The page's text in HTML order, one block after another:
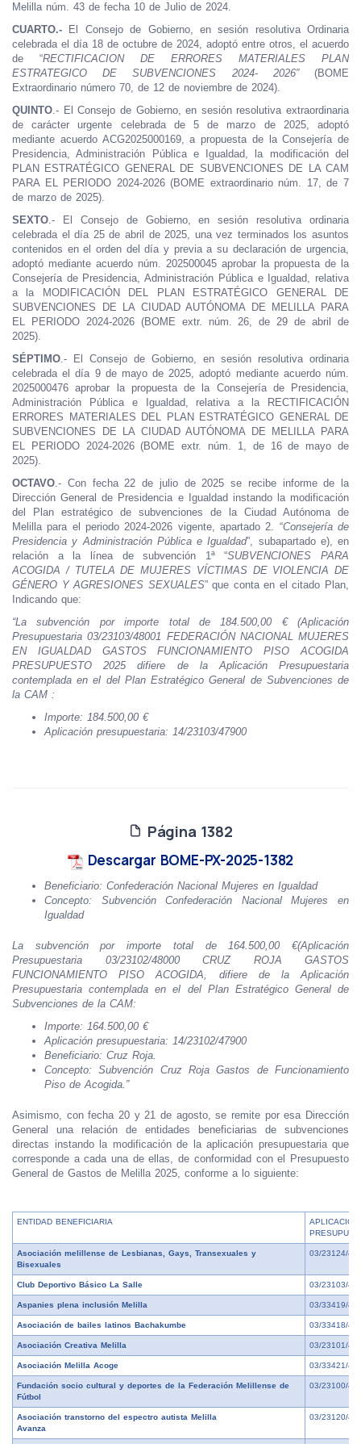
Melilla núm. 43 de fecha 10 de Julio de 2024.
CUARTO.-
El Consejo de Gobierno, en sesión resolutiva Ordinaria
celebrada el día 18 de octubre de 2024, adoptó entre otros, el acuerdo
de “RECTIFICACION DE ERRORES MATERIALES PLAN
ESTRATEGICO DE SUBVENCIONES 2024- 2026”(BOME
Extraordinario número 70, de 12 de noviembre de 2024).
QUINTO.- El Consejo de Gobierno, en sesión resolutiva extraordinaria
de carácter urgente celebrada de 5 de marzo de 2025, adoptó
mediante acuerdo ACG2025000169, a propuesta de la Consejería de
Presidencia, Administración Pública e Igualdad, la modificación del
PLAN ESTRATÉGICO GENERAL DE SUBVENCIONES DE LA CAM
PARA EL PERIODO 2024-2026 (BOME extraordinario núm. 17, de 7
de marzo de 2025).
SEXTO.- El Consejo de Gobierno, en sesión resolutiva ordinaria
celebrada el día 25 de abril de 2025, una vez terminados los asuntos
contenidos en el orden del día y previa a su declaración de urgencia,
adoptó mediante acuerdo núm. 202500045 aprobar la propuesta de la
Consejería de Presidencia, Administración Pública e Igualdad, relativa
a la MODIFICACIÓN DEL PLAN ESTRATÉGICO GENERAL DE
SUBVENCIONES DE LA CIUDAD AUTÓNOMA DE MELILLA PARA
EL PERIODO 2024-2026 (BOME extr. núm. 26, de 29 de abril de
2025).
SÉPTIMO.- El Consejo de Gobierno, en sesión resolutiva ordinaria
celebrada el día 9 de mayo de 2025, adoptó mediante acuerdo núm.
2025000476 aprobar la propuesta de la Consejería de Presidencia,
Administración Pública e Igualdad, relativa a la RECTIFICACIÓN
ERRORES MATERIALES DEL PLAN ESTRATÉGICO GENERAL DE
SUBVENCIONES DE LA CIUDAD AUTÓNOMA DE MELILLA PARA
EL PERIODO 2024-2026 (BOME extr. núm. 1, de 16 de mayo de
2025).
OCTAVO.- Con fecha 22 de julio de 2025 se recibe informe de la
Dirección General de Presidencia e Igualdad instando la modificación
del Plan estratégico de subvenciones de la Ciudad Autónoma de
Melilla para el periodo 2024-2026 vigente, apartado 2. “Consejería de
Presidencia y Administración Pública e Igualdad”, subapartado e), en
relación a la línea de subvención 1ª “SUBVENCIONES PARA
ACOGIDA / TUTELA DE MUJERES VÍCTIMAS DE VIOLENCIA DE
GÉNERO Y AGRESIONES SEXUALES” que conta en el citado Plan,
Indicando que:
“La subvención por importe total de 184.500,00 € (Aplicación
Presupuestaria 03/23103/48001 FEDERACIÓN NACIONAL MUJERES
EN IGUALDAD GASTOS FUNCIONAMIENTO PISO ACOGIDA
PRESUPUESTO 2025 difiere de la Aplicación Presupuestaria
contemplada en el del Plan Estratégico General de Subvenciones de
la CAM :
Importe: 184.500,00 €
Aplicación presupuestaria: 14/23103/47900
Página 1382
Descargar BOME-PX-2025-1382
Beneficiario: Confederación Nacional Mujeres en Igualdad
Concepto: Subvención Confederación Nacional Mujeres en
Igualdad
La subvención por importe total de 164.500,00 €(Aplicación
Presupuestaria 03/23102/48000 CRUZ ROJA GASTOS
FUNCIONAMIENTO PISO ACOGIDA, difiere de la Aplicación
Presupuestaria contemplada en el del Plan Estratégico General de
Subvenciones de la CAM:
Importe: 164.500,00 €
Aplicación presupuestaria: 14/23102/47900
Beneficiario: Cruz Roja.
Concepto: Subvención Cruz Roja Gastos de Funcionamiento
Piso de Acogida.”
Asimismo, con fecha 20 y 21 de agosto, se remite por esa Dirección
General una relación de entidades beneficiarias de subvenciones
directas instando la modificación de la aplicación presupuestaria que
corresponde a cada una de ellas, de conformidad con el Presupuesto
General de Gastos de Melilla 2025, conforme a lo siguiente:
ENTIDAD BENEFICIARIA
APLICACIÓN
Asociación melillense de Lesbianas, Gays, Transexuales y
Bisexuales
03/23124/
Club Deportivo Básico La Salle 03/23103/
Aspanies plena inclusión Melilla 03/33419/
Asociación de bailes latinos Bachakumbe 03/33418/
Asociación Creativa Melilla 03/23101/
Asociación Melilla Acoge 03/33421/
Fundación socio cultural y deportes de la Federación Melillense de
Fútbol
03/23100/
Asociación transtorno del espectro autista Melilla
Avanza
03/23120/